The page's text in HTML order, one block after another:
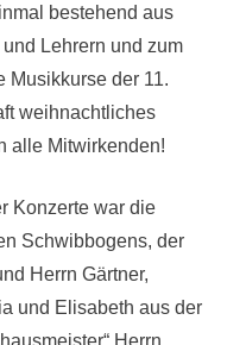
bestehend aus
Lehrern und zum
Musikkurse der 11.
weihnachtliches
alle Mitwirkenden!
Konzerte war die
Schwibbogens, der
Herrn Gärtner,
und Elisabeth aus der
Herrn